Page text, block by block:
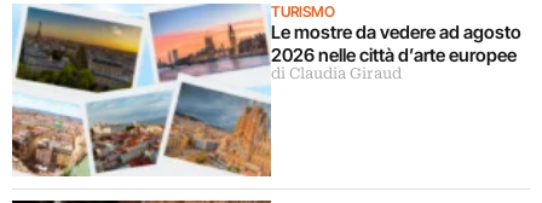
TURISMO
Le mostre da vedere ad agosto
2026 nelle città d’arte europee
di Claudia Giraud